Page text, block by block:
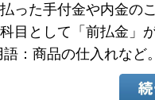
った手付金や内金の
目として「前払金」
語：商品の仕入れな